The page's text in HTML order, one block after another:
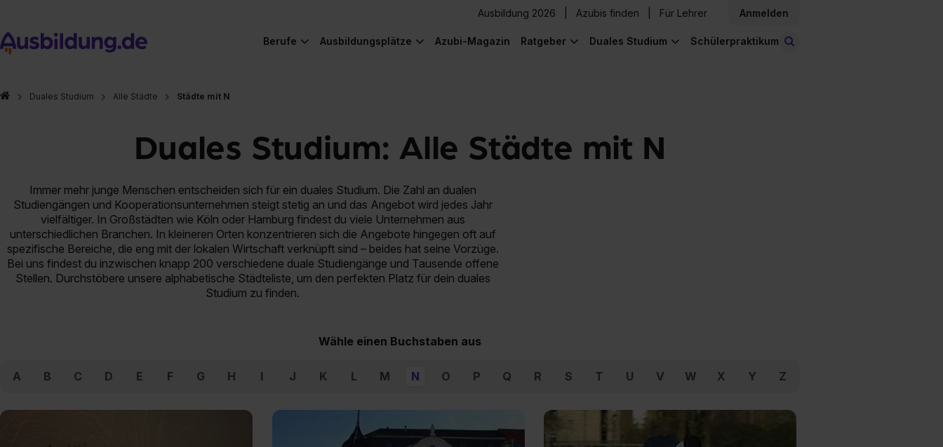
Ausbildung 2026 Azubis finden Für Lehrer Anmelden
Berufe Ausbildungsplätze Azubi-Magazin Ratgeber Duales Studium Schülerpraktikum
Duales Studium Alle Städte Städte mit N
Duales Studium: Alle Städte mit N
Immer mehr junge Menschen entscheiden sich für ein duales Studium. Die Zahl an dualen
Studiengängen und Kooperationsunternehmen steigt stetig an und das Angebot wird jedes Jahr
vielfältiger. In Großstädten wie Köln oder Hamburg findest du viele Unternehmen aus
unterschiedlichen Branchen. In kleineren Orten konzentrieren sich die Angebote hingegen oft auf
spezifische Bereiche, die eng mit der lokalen Wirtschaft verknüpft sind – beides hat seine Vorzüge.
Bei uns findest du inzwischen knapp 200 verschiedene duale Studiengänge und Tausende offene
Stellen. Durchstöbere unsere alphabetische Städteliste, um den perfekten Platz für dein duales
Studium zu finden.
Wähle einen Buchstaben aus
A B C D E F G H I J K L M N O P Q R S T U V W X Y Z